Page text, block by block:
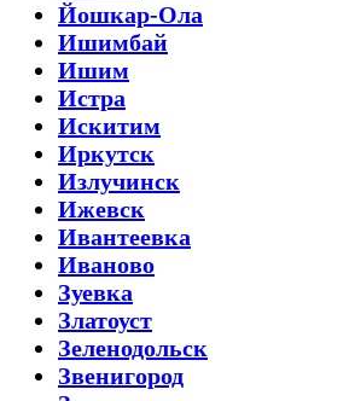
Йошкар-Ола
Ишимбай
Ишим
Истра
Искитим
Иркутск
Излучинск
Ижевск
Ивантеевка
Иваново
Зуевка
Златоуст
Зеленодольск
Звенигород